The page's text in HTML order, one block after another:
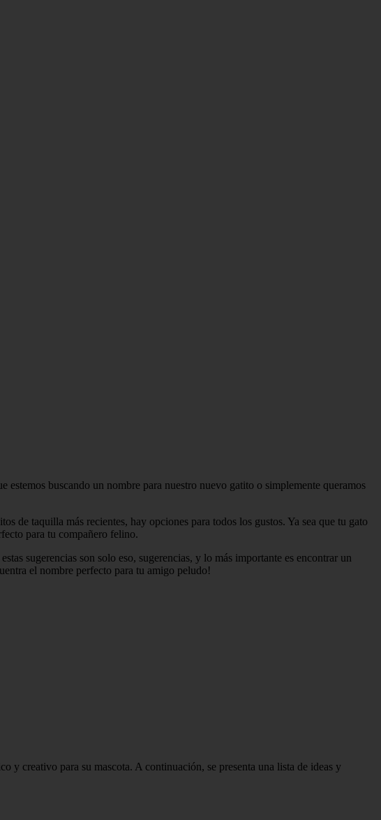
buscando un nombre para nuestro nuevo gatito o simplemente queramos
de taquilla más recientes, hay opciones para todos los gustos. Ya sea que tu gato
para tu compañero felino.
sugerencias son solo eso, sugerencias, y lo más importante es encontrar un
el nombre perfecto para tu amigo peludo!
y creativo para su mascota. A continuación, se presenta una lista de ideas y